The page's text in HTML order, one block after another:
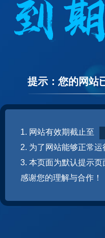
提示：您的网站
1. 网站有效期截止至
2. 为了网站能够正常
3. 本页面为默认提示
感谢您的理解与合作！